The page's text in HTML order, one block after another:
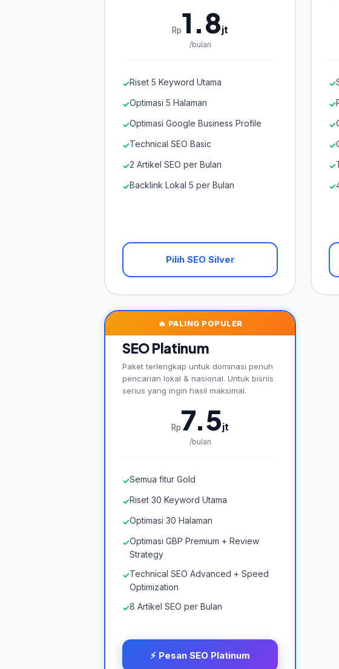
Rp1.8jt
/bulan
✓Riset 5 Keyword Utama
✓Optimasi 5 Halaman
✓Optimasi Google Business Profile
✓Technical SEO Basic
✓2 Artikel SEO per Bulan
✓Backlink Lokal 5 per Bulan
Pilih SEO Silver
✓
✓
✓
✓
✓
✓
🔥 PALING POPULER
SEO Platinum
Paket terlengkap untuk dominasi penuh
pencarian lokal & nasional. Untuk bisnis
serius yang ingin hasil maksimal.
Rp7.5jt
/bulan
✓Semua fitur Gold
✓Riset 30 Keyword Utama
✓Optimasi 30 Halaman
✓Optimasi GBP Premium + Review
Strategy
✓Technical SEO Advanced + Speed
Optimization
✓8 Artikel SEO per Bulan
⚡ Pesan SEO Platinum